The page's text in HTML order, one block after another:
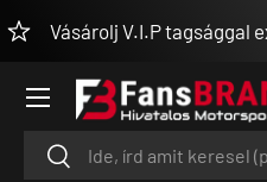
UGRÁS A TARTALOMRA
Vásárolj V.I.P tagsággal extra
Keresés
Keresés
Menü